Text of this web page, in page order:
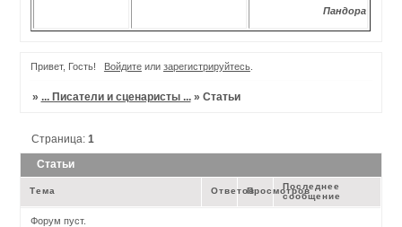
Пандора
Привет, Гость! Войдитеили зарегистрируйтесь.
» ... Писатели и сценаристы ... » Статьи
Статьи
Страница: 1
Тема ОтветовПросмотровПоследнее
сообщение
Форум пуст.